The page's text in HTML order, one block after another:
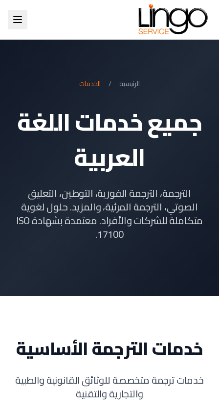
الرئيسية / الخدمات
جميع خدمات اللغة
العربية
الترجمة، الترجمة الفورية، التوطين، التعليق
الصوتي، الترجمة المرئية، والمزيد. حلول لغوية
متكاملة للشركات والأفراد. معتمدة بشهادة ISO
17100.
خدمات الترجمة الأساسية
خدمات ترجمة متخصصة للوثائق القانونية والطبية
والتجارية والتقنية